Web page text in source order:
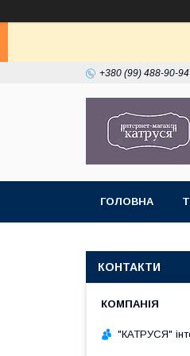
+380 (99) 488-90-94
ГОЛОВНА
КОНТАКТИ
"КАТРУСЯ"